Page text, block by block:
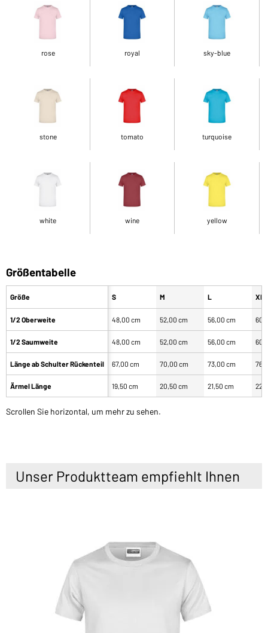
rose royal sky-blue
stone tomato turquoise
white wine yellow
Größentabelle
Größe
1/2 Oberweite
1/2 Saumweite
Länge ab Schulter Rückenteil
Ärmel Länge
S M L XL
48,00 cm 52,00 cm 56,00 cm
48,00 cm 52,00 cm 56,00 cm
67,00 cm 70,00 cm 73,00 cm
19,50 cm 20,50 cm 21,50 cm
Scrollen Sie horizontal, um mehr zu sehen.
Unser Produktteam empfiehlt Ihnen